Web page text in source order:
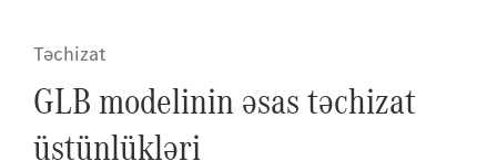
Təchizat
GLB modelinin əsas təchizat
üstünlükləri